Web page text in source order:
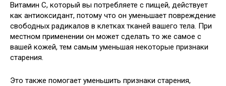
Витамин C, который вы потребляете с пищей, действует
как антиоксидант, потому что он уменьшает повреждение
свободных радикалов в клетках тканей вашего тела. При
местном применении он может сделать то же самое с
вашей кожей, тем самым уменьшая некоторые признаки
старения.
Это также помогает уменьшить признаки старения,